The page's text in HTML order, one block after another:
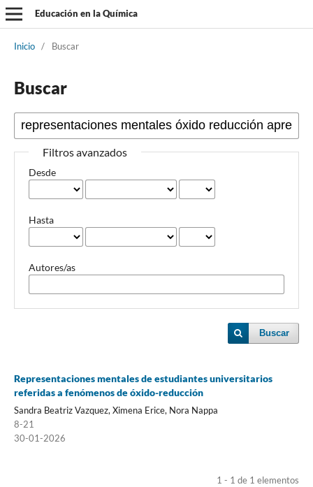
Educación en la Química
Inicio / Buscar
Buscar
Filtros avanzados
Desde
Hasta
Autores/as
Buscar
Representaciones mentales de estudiantes universitarios
referidas a fenómenos de óxido-reducción
Sandra Beatriz Vazquez, Ximena Erice, Nora Nappa
8-21
30-01-2026
1 - 1 de 1 elementos